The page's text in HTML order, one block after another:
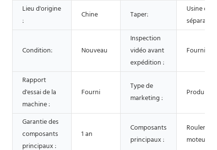
Lieu d'origine
:
Chine Taper:
Usine de
séparation
Condition: Nouveau
Inspection
vidéo avant
expédition :
Fourni
Rapport
d'essai de la
machine :
Fourni
Type de
marketing :
Produit
Garantie des
composants
principaux :
1 an
Composants
principaux :
moteur